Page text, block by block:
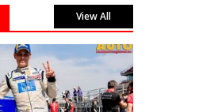
View All